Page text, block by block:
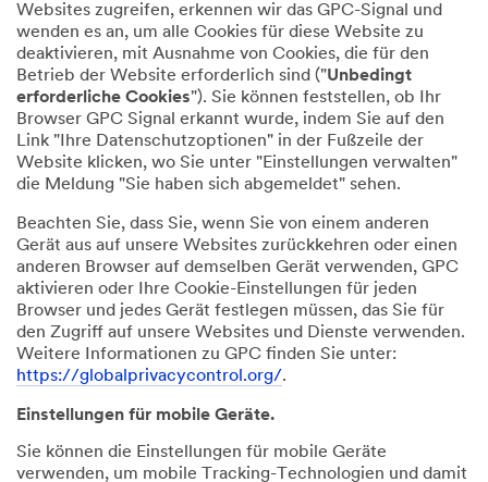
Websites zugreifen, erkennen wir das GPC-Signal und
wenden es an, um alle Cookies für diese Website zu
deaktivieren, mit Ausnahme von Cookies, die für den
Betrieb der Website erforderlich sind ("Unbedingt
erforderliche Cookies"). Sie können feststellen, ob Ihr
Browser GPC Signal erkannt wurde, indem Sie auf den
Link "Ihre Datenschutzoptionen" in der Fußzeile der
Website klicken, wo Sie unter "Einstellungen verwalten"
die Meldung "Sie haben sich abgemeldet" sehen.
Beachten Sie, dass Sie, wenn Sie von einem anderen
Gerät aus auf unsere Websites zurückkehren oder einen
anderen Browser auf demselben Gerät verwenden, GPC
aktivieren oder Ihre Cookie-Einstellungen für jeden
Browser und jedes Gerät festlegen müssen, das Sie für
den Zugriff auf unsere Websites und Dienste verwenden.
Weitere Informationen zu GPC finden Sie unter:
https://globalprivacycontrol.org/.
Einstellungen für mobile Geräte.
Sie können die Einstellungen für mobile Geräte
verwenden, um mobile Tracking-Technologien und damit